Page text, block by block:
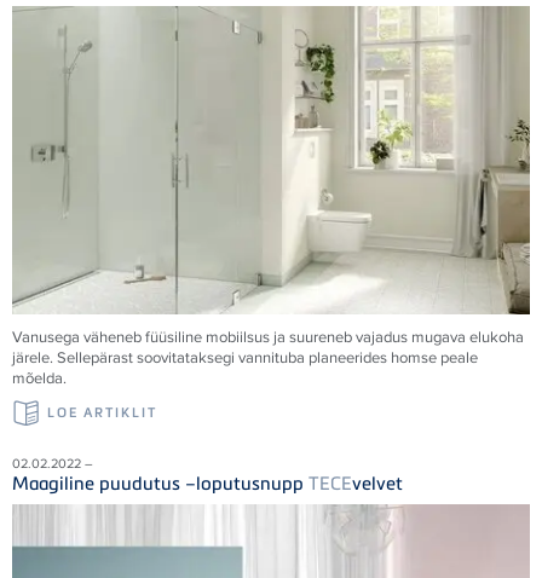
Vanusega väheneb füüsiline mobiilsus ja suureneb vajadus mugava elukoha
järele. Sellepärast soovitataksegi vannituba planeerides homse peale
mõelda.
LOE ARTIKLIT
02.02.2022 –
Maagiline puudutus –loputusnupp TECEvelvet